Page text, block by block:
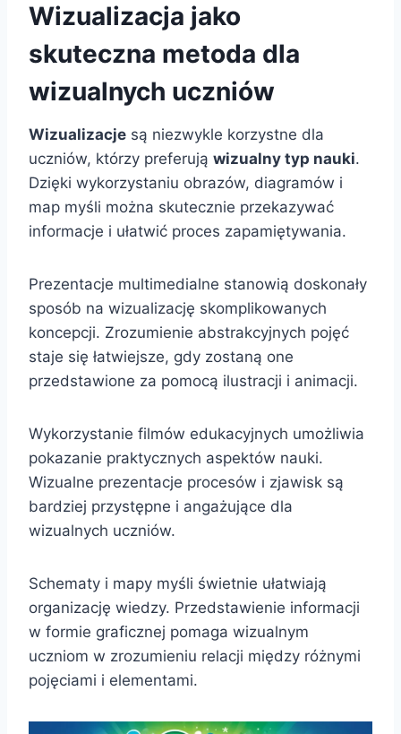
Wizualizacja jako
skuteczna metoda dla
wizualnych uczniów
Wizualizacje są niezwykle korzystne dla
uczniów, którzy preferują wizualny typ nauki.
Dzięki wykorzystaniu obrazów, diagramów i
map myśli można skutecznie przekazywać
informacje i ułatwić proces zapamiętywania.
Prezentacje multimedialne stanowią doskonały
sposób na wizualizację skomplikowanych
koncepcji. Zrozumienie abstrakcyjnych pojęć
staje się łatwiejsze, gdy zostaną one
przedstawione za pomocą ilustracji i animacji.
Wykorzystanie filmów edukacyjnych umożliwia
pokazanie praktycznych aspektów nauki.
Wizualne prezentacje procesów i zjawisk są
bardziej przystępne i angażujące dla
wizualnych uczniów.
Schematy i mapy myśli świetnie ułatwiają
organizację wiedzy. Przedstawienie informacji
w formie graficznej pomaga wizualnym
uczniom w zrozumieniu relacji między różnymi
pojęciami i elementami.